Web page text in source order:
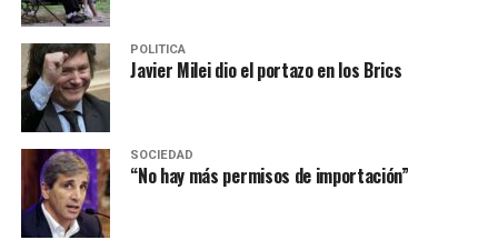
POLITICA
Javier Milei dio el portazo en los Brics
SOCIEDAD
“No hay más permisos de importación”